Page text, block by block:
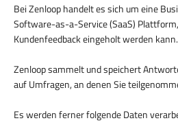
Bei Zenloop handelt es sich um eine
Software-as-a-Service (SaaS)
Kundenfeedback eingeholt werden kann.
Zenloop sammelt und speichert
auf Umfragen, an denen Sie
Es werden ferner folgende Daten